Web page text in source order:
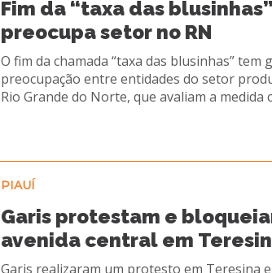
Fim da “taxa das blusinhas”
preocupa setor no RN
O fim da chamada “taxa das blusinhas” tem
preocupação entre entidades do setor
Rio Grande do Norte, que avaliam a medida
ampliar a concorrência com produtos
impactar diretamente o comércio potiguar.
mudança pode desequilibrar o ambiente de
favorecendo plataformas internacionais em
PIAUÍ
Garis protestam e
avenida central em
Garis realizaram um protesto em Teresina e